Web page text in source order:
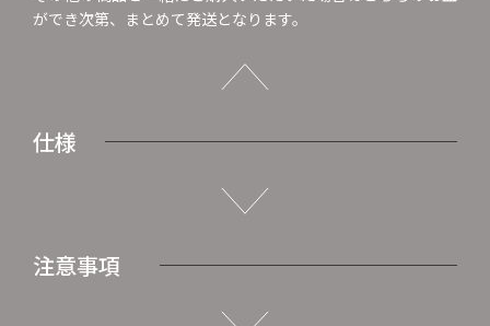
ができ次第、まとめて発送となります。
仕様
注意事項